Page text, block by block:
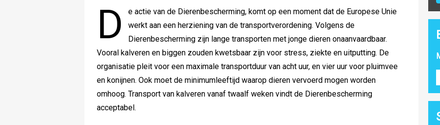
D
e actie van de Dierenbescherming, komt op een moment dat de Europese Unie
werkt aan een herziening van de transportverordening. Volgens de
Dierenbescherming zijn lange transporten met jonge dieren onaanvaardbaar.
Vooral kalveren en biggen zouden kwetsbaar zijn voor stress, ziekte en uitputting. De
organisatie pleit voor een maximale transportduur van acht uur, en vier uur voor pluimvee
en konijnen. Ook moet de minimumleeftijd waarop dieren vervoerd mogen worden
omhoog. Transport van kalveren vanaf twaalf weken vindt de Dierenbescherming
acceptabel.